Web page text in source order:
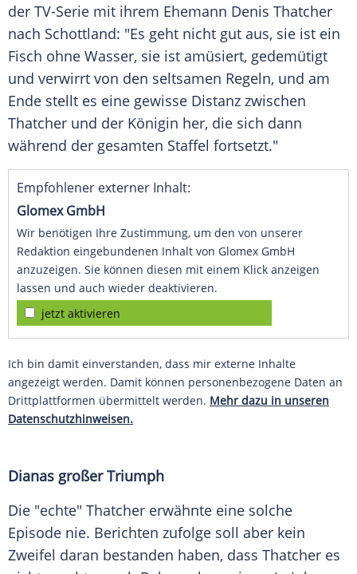
der TV-Serie mit ihrem Ehemann Denis Thatcher
nach Schottland: "Es geht nicht gut aus, sie ist ein
Fisch ohne Wasser, sie ist amüsiert, gedemütigt
und verwirrt von den seltsamen Regeln, und am
Ende stellt es eine gewisse Distanz zwischen
Thatcher und der Königin her, die sich dann
während der gesamten Staffel fortsetzt."
Empfohlener externer Inhalt:
Glomex GmbH
Wir benötigen Ihre Zustimmung, um den von unserer
Redaktion eingebundenen Inhalt von Glomex GmbH
anzuzeigen. Sie können diesen mit einem Klick anzeigen
lassen und auch wieder deaktivieren.
jetzt aktivieren
Ich bin damit einverstanden, dass mir externe Inhalte
angezeigt werden. Damit können personenbezogene Daten an
Drittplattformen übermittelt werden. Mehr dazu in unseren
Datenschutzhinweisen.
Dianas großer Triumph
Die "echte" Thatcher erwähnte eine solche
Episode nie. Berichten zufolge soll aber kein
Zweifel daran bestanden haben, dass Thatcher es